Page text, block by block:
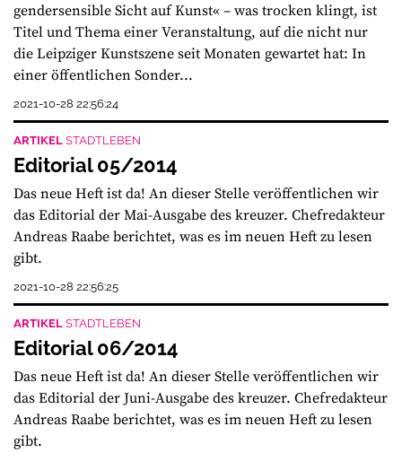
gendersensible Sicht auf Kunst« – was trocken klingt, ist
Titel und Thema einer Veranstaltung, auf die nicht nur
die Leipziger Kunstszene seit Monaten gewartet hat: In
einer öffentlichen Sonder...
2021-10-28 22:56:24
ARTIKEL STADTLEBEN
Editorial 05/2014
Das neue Heft ist da! An dieser Stelle veröffentlichen wir
das Editorial der Mai-Ausgabe des kreuzer. Chefredakteur
Andreas Raabe berichtet, was es im neuen Heft zu lesen
gibt.
2021-10-28 22:56:25
ARTIKEL STADTLEBEN
Editorial 06/2014
Das neue Heft ist da! An dieser Stelle veröffentlichen wir
das Editorial der Juni-Ausgabe des kreuzer. Chefredakteur
Andreas Raabe berichtet, was es im neuen Heft zu lesen
gibt.